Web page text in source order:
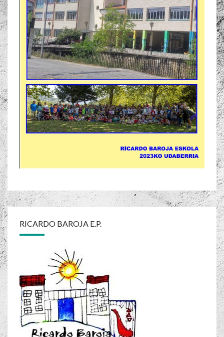
RICARDO BAROJA E.P.